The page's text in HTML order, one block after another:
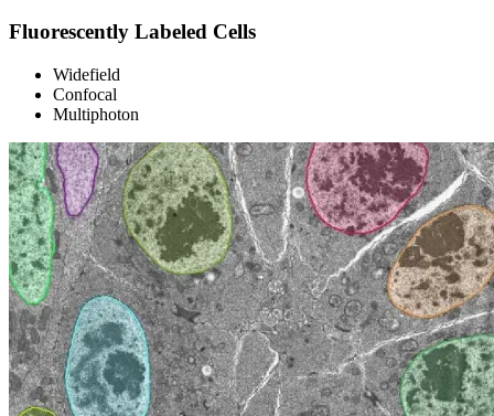
Fluorescently Labeled Cells
Widefield
Confocal
Multiphoton